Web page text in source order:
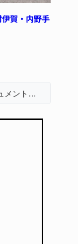
賀・内野手
中学校の陶壁モニュメント 地元建設会社がボランティアで清掃 伊賀